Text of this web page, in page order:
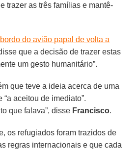
trazer as três famílias e mantê-
do avião papal de volta a
que a decisão de trazer estas
um gesto humanitário”.
que teve a ideia acerca de uma
“a aceitou de imediato”.
que falava”, disse Francisco.
os refugiados foram trazidos de
regras internacionais e que cada